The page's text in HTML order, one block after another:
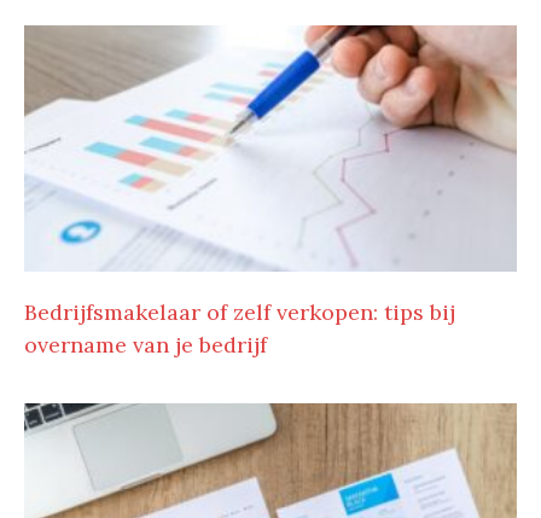
Bedrijfsmakelaar of zelf verkopen: tips bij
overname van je bedrijf